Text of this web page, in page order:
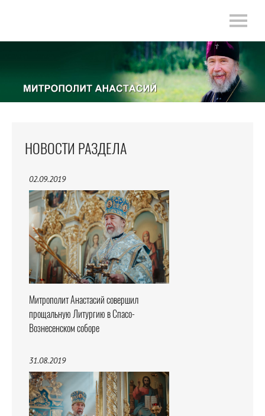
НОВОСТИ РАЗДЕЛА
02.09.2019
Митрополит Анастасий совершил
прощальную Литургию в Спасо-
Вознесенском соборе
31.08.2019